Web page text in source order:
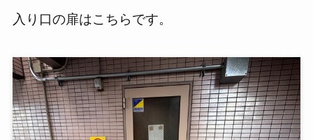
入り口の扉はこちらです。